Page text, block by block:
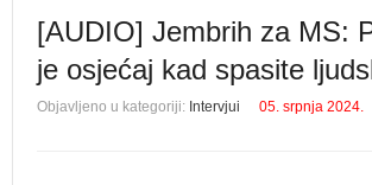
[AUDIO] Jembrih za MS:
je osjećaj kad spasite
Objavljeno u kategoriji: Intervjui 05. srpnja 2024.